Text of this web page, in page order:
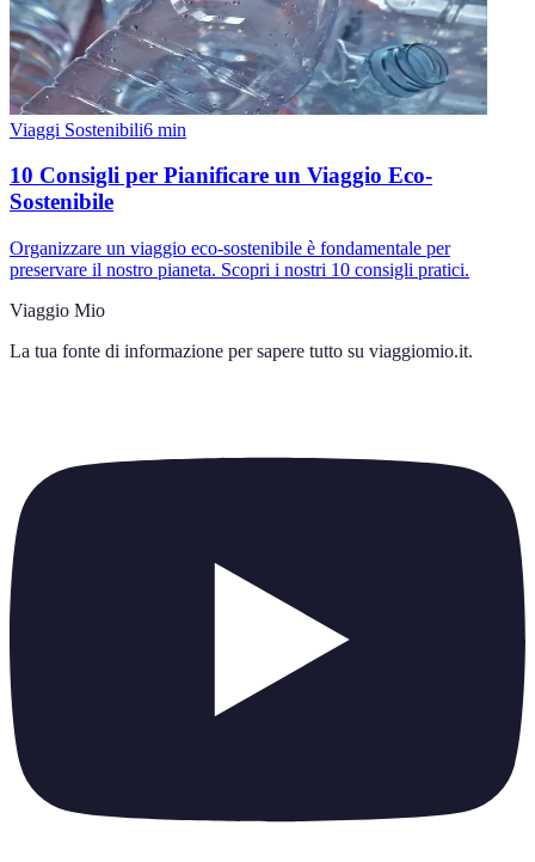
Viaggi Sostenibili6 min
10 Consigli per Pianificare un Viaggio Eco-
Sostenibile
Organizzare un viaggio eco-sostenibile è fondamentale per
preservare il nostro pianeta. Scopri i nostri 10 consigli pratici.
Viaggio Mio
La tua fonte di informazione per sapere tutto su viaggiomio.it.